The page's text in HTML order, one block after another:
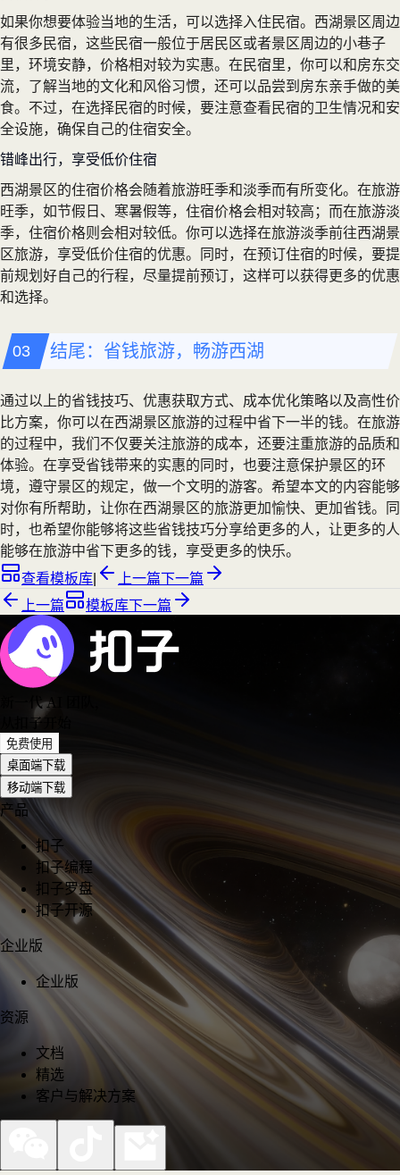
如果你想要体验当地的生活，可以选择入住民宿。西湖景区周边
有很多民宿，这些民宿一般位于居民区或者景区周边的小巷子
里，环境安静，价格相对较为实惠。在民宿里，你可以和房东交
流，了解当地的文化和风俗习惯，还可以品尝到房东亲手做的美
食。不过，在选择民宿的时候，要注意查看民宿的卫生情况和安
全设施，确保自己的住宿安全。
错峰出行，享受低价住宿
西湖景区的住宿价格会随着旅游旺季和淡季而有所变化。在旅游
旺季，如节假日、寒暑假等，住宿价格会相对较高；而在旅游淡
季，住宿价格则会相对较低。你可以选择在旅游淡季前往西湖景
区旅游，享受低价住宿的优惠。同时，在预订住宿的时候，要提
前规划好自己的行程，尽量提前预订，这样可以获得更多的优惠
和选择。
结尾：省钱旅游，畅游西湖
通过以上的省钱技巧、优惠获取方式、成本优化策略以及高性价
比方案，你可以在西湖景区旅游的过程中省下一半的钱。在旅游
的过程中，我们不仅要关注旅游的成本，还要注重旅游的品质和
体验。在享受省钱带来的实惠的同时，也要注意保护景区的环
境，遵守景区的规定，做一个文明的游客。希望本文的内容能够
对你有所帮助，让你在西湖景区的旅游更加愉快、更加省钱。同
时，也希望你能够将这些省钱技巧分享给更多的人，让更多的人
能够在旅游中省下更多的钱，享受更多的快乐。
查看模板库
上一篇下一篇
上一篇
模板库下一篇
新一代 AI 团队
从扣子开始
免费使用
桌面端下载
移动端下载
产品
扣子
扣子编程
扣子罗盘
扣子开源
企业版
企业版
资源
文档
精选
客户与解决方案